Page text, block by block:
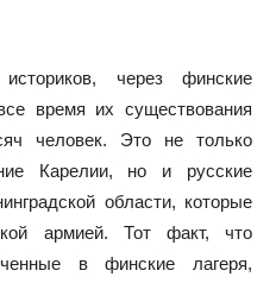
через финские
время их существования
человек. Это не только
Карелии, но и русские
области, которые
армией. Тот факт, что
в финские лагеря,